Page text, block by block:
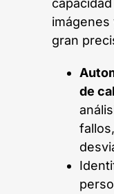
gran
de